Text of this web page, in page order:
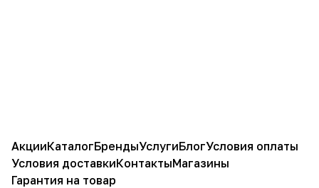
АкцииКаталогБрендыУслугиБлогУсловия оплаты
Условия доставкиКонтактыМагазины
Гарантия на товар